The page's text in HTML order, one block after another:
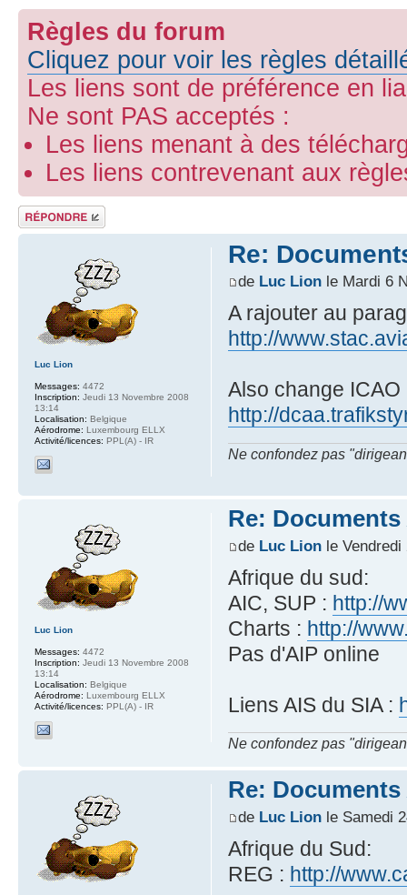
Règles du forum
Cliquez pour voir les règles
Les liens sont de préférence en
Ne sont PAS acceptés :
Les liens menant à des
Les liens contrevenant aux
Répondre
Re:
de Luc Lionle Mardi 6
A rajouter au
http://
Also change ICAO
http://
Ne confondez pas
Luc Lion
Messages: 4472
Inscription: Jeudi 13 Novembre 2008
13:14
Localisation: Belgique
Aérodrome: Luxembourg ELLX
Activité/licences: PPL(A) - IR
Re:
de Luc Lionle Vendredi
Afrique du sud:
AIC, SUP : http://
Charts : http://
Pas d'AIP online
Liens AIS du SIA :
Ne confondez pas
Luc Lion
Messages: 4472
Inscription: Jeudi 13 Novembre 2008
13:14
Localisation: Belgique
Aérodrome: Luxembourg ELLX
Activité/licences: PPL(A) - IR
Re:
de Luc Lionle Samedi
Afrique du Sud:
REG : http://